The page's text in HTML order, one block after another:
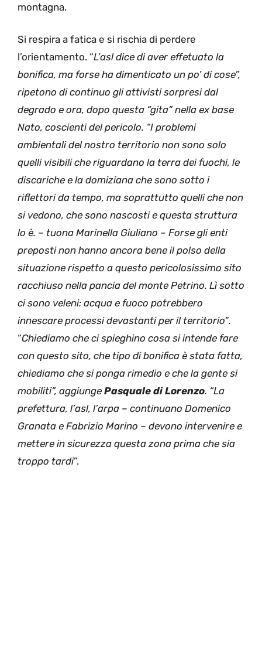
montagna.
Si respira a fatica e si rischia di perdere
l’orientamento. “L’asl dice di aver effetuato la
bonifica, ma forse ha dimenticato un po’ di cose”,
ripetono di continuo gli attivisti sorpresi dal
degrado e ora, dopo questa “gita” nella ex base
Nato, coscienti del pericolo. “I problemi
ambientali del nostro territorio non sono solo
quelli visibili che riguardano la terra dei fuochi, le
discariche e la domiziana che sono sotto i
riflettori da tempo, ma soprattutto quelli che non
si vedono, che sono nascosti e questa struttura
lo è. – tuona Marinella Giuliano – Forse gli enti
preposti non hanno ancora bene il polso della
situazione rispetto a questo pericolosissimo sito
racchiuso nella pancia del monte Petrino. Lì sotto
ci sono veleni: acqua e fuoco potrebbero
innescare processi devastanti per il territorio”.
“Chiediamo che ci spieghino cosa si intende fare
con questo sito, che tipo di bonifica è stata fatta,
chiediamo che si ponga rimedio e che la gente si
mobiliti”, aggiunge Pasquale di Lorenzo. “La
prefettura, l’asl, l’arpa – continuano Domenico
Granata e Fabrizio Marino – devono intervenire e
mettere in sicurezza questa zona prima che sia
troppo tardi”.